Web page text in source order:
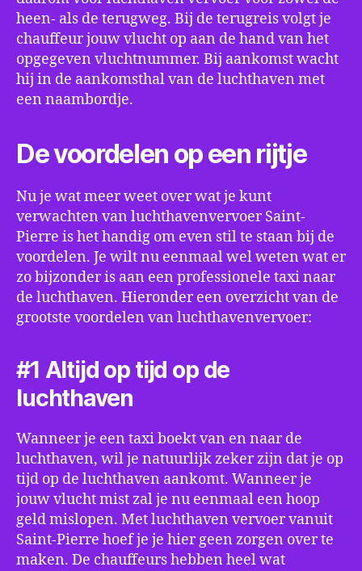
heen- als de terugweg. Bij de terugreis volgt je
chauffeur jouw vlucht op aan de hand van het
opgegeven vluchtnummer. Bij aankomst wacht
hij in de aankomsthal van de luchthaven met
een naambordje.
De voordelen op een rijtje
Nu je wat meer weet over wat je kunt
verwachten van luchthavenvervoer Saint-
Pierre is het handig om even stil te staan bij de
voordelen. Je wilt nu eenmaal wel weten wat er
zo bijzonder is aan een professionele taxi naar
de luchthaven. Hieronder een overzicht van de
grootste voordelen van luchthavenvervoer:
#1 Altijd op tijd op de
luchthaven
Wanneer je een taxi boekt van en naar de
luchthaven, wil je natuurlijk zeker zijn dat je op
tijd op de luchthaven aankomt. Wanneer je
jouw vlucht mist zal je nu eenmaal een hoop
geld mislopen. Met luchthaven vervoer vanuit
Saint-Pierre hoef je je hier geen zorgen over te
maken. De chauffeurs hebben heel wat